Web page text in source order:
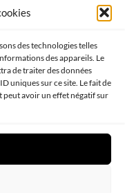
des technologies telles
des appareils. Le
de traiter des données
uniques sur ce site. Le fait de
peut avoir un effet négatif sur
:
parWeb My Sister-Plan